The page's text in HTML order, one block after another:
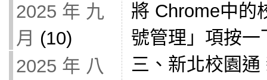
2025 年 九
月 (10)
2025 年 八
將 Chrome中的
號管理」項按
三、新北校園